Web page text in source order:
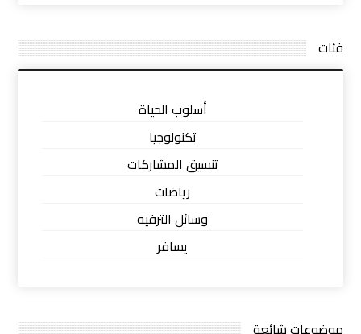
فئات
أسلوب الحياة
تكنولوجيا
تنسيق المشاركات
رياضات
وسائل الترفيه
يسافر